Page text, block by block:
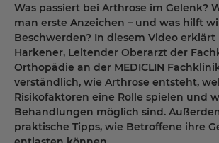
Was passiert bei Arthrose im Gelenk?
man erste Anzeichen – und was hilft
Beschwerden? In diesem Video erklärt
Harkener, Leitender Oberarzt der
Orthopädie an der MEDICLIN
verständlich, wie Arthrose entsteht,
Risikofaktoren eine Rolle spielen und
Behandlungen möglich sind.
praktische Tipps, wie Betroffene ihre